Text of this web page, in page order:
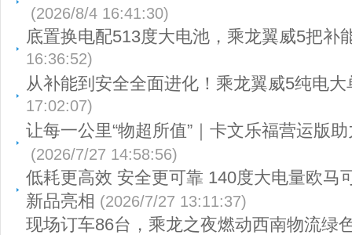
(2026/8/4 16:41:30)
底置换电配513度大电池，乘龙翼威5把补
16:36:52)
从补能到安全全面进化！乘龙翼威5纯电
17:02:07)
让每一公里“物超所值”｜卡文乐福营运版
(2026/7/27 14:58:56)
低耗更高效 安全更可靠 140度大电量欧马
新品亮相 (2026/7/27 13:11:37)
现场订车86台，乘龙之夜燃动西南物流绿